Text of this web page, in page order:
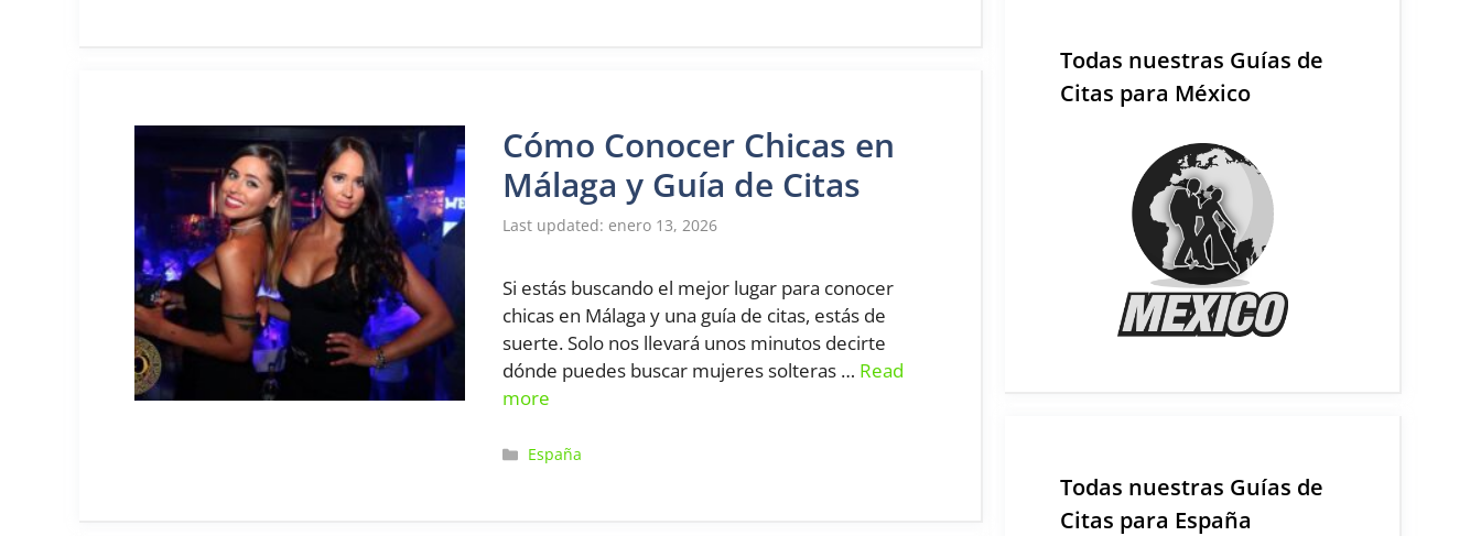
Cómo Conocer Chicas en
Málaga y Guía de Citas
enero 13, 2026
Si estás buscando el mejor lugar para conocer
chicas en Málaga y una guía de citas, estás de
suerte. Solo nos llevará unos minutos decirte
dónde puedes buscar mujeres solteras … Read
more
Categorías
España
Todas nuestras Guías de
Citas para México
Todas nuestras Guías de
Citas para España